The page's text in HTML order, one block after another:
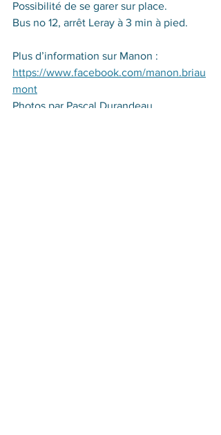
Possibilité de se garer sur place.
Bus no 12, arrêt Leray à 3 min à pied.
Plus d’information sur Manon :
https://www.facebook.com/manon.briau
mont
Photos par Pascal Durandeau